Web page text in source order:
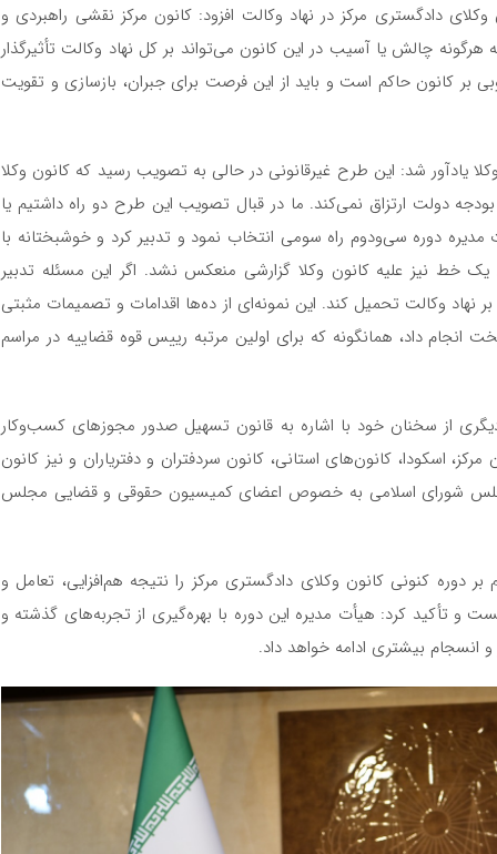
دادگستری مرکز در نهاد وکالت افزود: کانون مرکز نقشی راهبردی و
هرگونه چالش یا آسیب در این کانون می‌تواند بر کل نهاد وکالت تأثیرگذار
بر کانون حاکم است و باید از این فرصت برای جبران، بازسازی و تقویت
یادآور شد: این طرح غیرقانونی در حالی به تصویب رسید که کانون وکلا
دولت ارتزاق نمی‌کند. ما در قبال تصویب این طرح دو راه داشتیم یا
دوره سی‌ودوم راه سومی انتخاب نمود و تدبیر کرد و خوشبختانه با
خط نیز علیه کانون وکلا گزارشی منعکس نشد. اگر این مسئله تدبیر
وکالت تحمیل کند. این نمونه‌ای از ده‌ها اقدامات و تصمیمات مثبتی
داد، همانگونه که برای اولین مرتبه رییس قوه قضاییه در مراسم
از سخنان خود با اشاره به قانون تسهیل صدور مجوز‌های کسب‌وکار
اسکودا، کانون‌های استانی، کانون سردفتران و دفتریاران و نیز کانون
مجلس شورای اسلامی به خصوص اعضای کمیسیون حقوقی و قضایی مجلس
دوره کنونی کانون وکلای دادگستری مرکز را نتیجه هم‌افزایی، تعامل و
تأکید کرد: هیأت ‌مدیره این دوره با بهره‌گیری از تجربه‌های گذشته و
و انسجام بیشتری ادامه خواهد داد.